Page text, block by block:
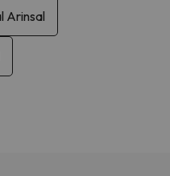
Arinsal